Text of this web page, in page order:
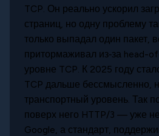
TCP. Он реально ускорил
страниц, но одну проблему
только выпадал один пакет,
притормаживал из‑за head-
уровне TCP. К 2025 году
TCP дальше бессмысленно,
транспортный уровень. Так
поверх него HTTP/3 — уже
Google, а стандарт,